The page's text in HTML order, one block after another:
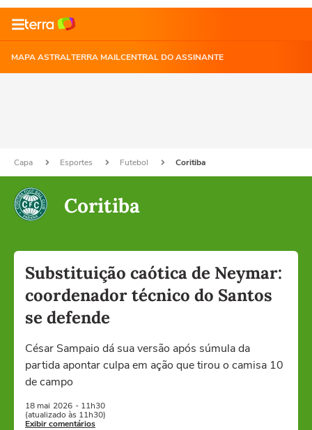
MAPA ASTRALTERRA MAILCENTRAL DO ASSINANTE
Capa Esportes Futebol Coritiba
Coritiba
Substituição caótica de Neymar:
coordenador técnico do Santos
se defende
César Sampaio dá sua versão após súmula da
partida apontar culpa em ação que tirou o camisa 10
de campo
18 mai 2026 - 11h30
(atualizado às 11h30)
Exibir comentários